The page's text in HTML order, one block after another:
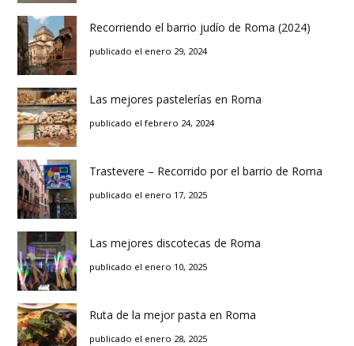
Recorriendo el barrio judío de Roma (2024)
publicado el enero 29, 2024
Las mejores pastelerías en Roma
publicado el febrero 24, 2024
Trastevere – Recorrido por el barrio de Roma
publicado el enero 17, 2025
Las mejores discotecas de Roma
publicado el enero 10, 2025
Ruta de la mejor pasta en Roma
publicado el enero 28, 2025